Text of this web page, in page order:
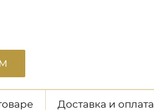
Доставка и оплата